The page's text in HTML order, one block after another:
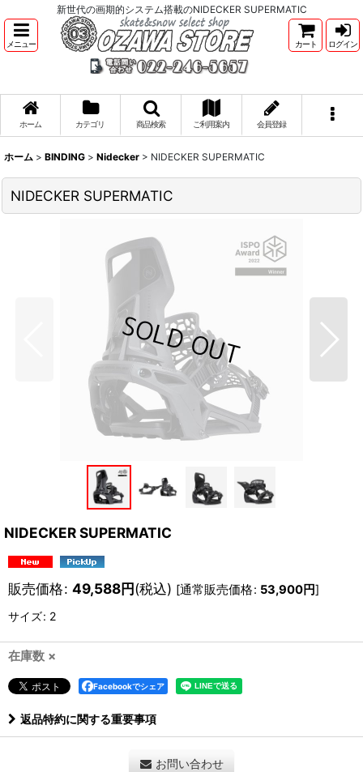
新世代の画期的システム搭載のNIDECKER SUPERMATIC
メニュー カート ログイン
ホーム カテゴリ 商品検索 ご利用案内 会員登録
ホーム > BINDING > Nidecker > NIDECKER SUPERMATIC
NIDECKER SUPERMATIC
NIDECKER SUPERMATIC
販売価格: 49,588円(税込) [通常販売価格: 53,900円]
サイズ: 2
在庫数 ×
Facebookでシェア
返品特約に関する重要事項
お問い合わせ